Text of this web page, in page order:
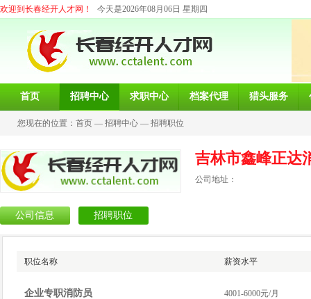
欢迎到长春经开人才网！ 今天是2026年08月06日 星期四
首页 招聘中心 求职中心 档案代理 猎头服务
您现在的位置： 首页 — 招聘中心 — 招聘职位
吉林市鑫峰正达
公司地址：
公司信息 招聘职位
职位名称 薪资水平
企业专职消防员 4001-6000元/月